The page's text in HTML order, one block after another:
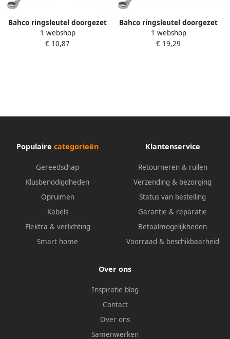
Bahco ringsleutel doorgezet
10-11 mm | 2M-10-11
1 webshop
€ 10,87
Bahco ringsleutel doorgezet
19-22 mm | 2M-19-22
1 webshop
€ 19,29
Populaire categorieën
Gereedschap
Klusbenodigdheden
Opruimen
Kabels
Elektra & verlichting
Smart home
Klantenservice
Retourneren & ruilen
Verzending & bezorging
Status van bestelling
Garantie & reparatie
Betaalmogelijkheden
Voorraad & beschikbaarheid
Over ons
Inspiratie blog
Contact
Over ons
Samenwerken